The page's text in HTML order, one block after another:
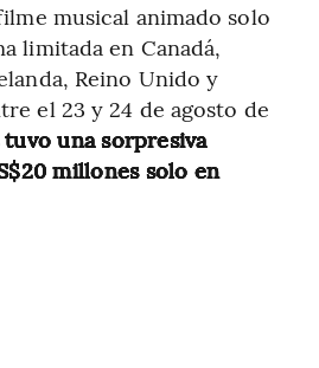
musical animado solo
limitada en Canadá,
Reino Unido y
el 23 y 24 de agosto de
tuvo una sorpresiva
millones solo en